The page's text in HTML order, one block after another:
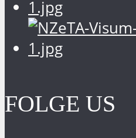
FOLGE US